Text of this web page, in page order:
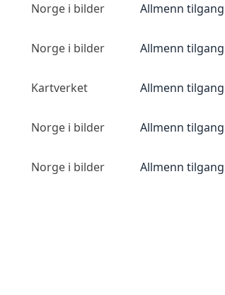
Norge i bilder Allmenn tilgang
Norge i bilder Allmenn tilgang
Kartverket Allmenn tilgang
Norge i bilder Allmenn tilgang
Norge i bilder Allmenn tilgang